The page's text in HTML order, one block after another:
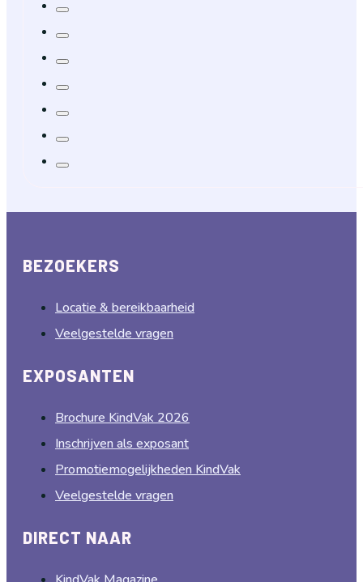
BEZOEKERS
Locatie & bereikbaarheid
Veelgestelde vragen
EXPOSANTEN
Brochure KindVak 2026
Inschrijven als exposant
Promotiemogelijkheden KindVak
Veelgestelde vragen
DIRECT NAAR